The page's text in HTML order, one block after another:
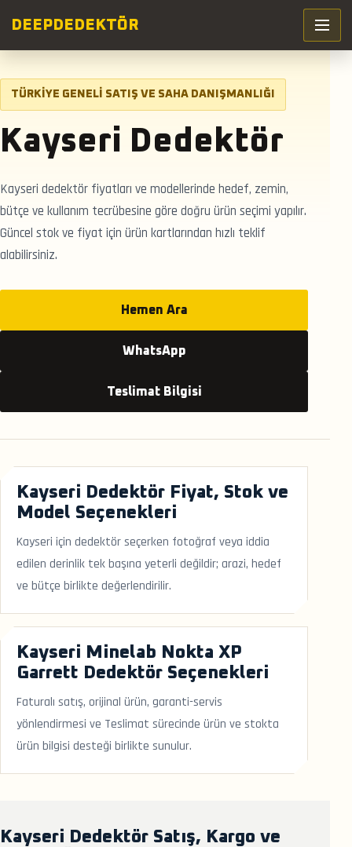
DEEP DEDEKTÖR
TÜRKIYE GENELI SATIŞ VE SAHA DANIŞMANLIĞI
Kayseri Dedektör
Kayseri dedektör fiyatları ve modellerinde hedef, zemin,
bütçe ve kullanım tecrübesine göre doğru ürün seçimi yapılır.
Güncel stok ve fiyat için ürün kartlarından hızlı teklif
alabilirsiniz.
Hemen Ara
WhatsApp
Teslimat Bilgisi
Kayseri Dedektör Fiyat, Stok ve
Model Seçenekleri
Kayseri için dedektör seçerken fotoğraf veya iddia
edilen derinlik tek başına yeterli değildir; arazi, hedef
ve bütçe birlikte değerlendirilir.
Kayseri Minelab Nokta XP
Garrett Dedektör Seçenekleri
Faturalı satış, orijinal ürün, garanti-servis
yönlendirmesi ve Teslimat sürecinde ürün ve stokta
ürün bilgisi desteği birlikte sunulur.
Kayseri Dedektör Satış, Kargo ve